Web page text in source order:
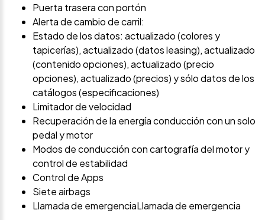
Puerta trasera con portón
Alerta de cambio de carril:
Estado de los datos: actualizado (colores y
tapicerías), actualizado (datos leasing), actualizado
(contenido opciones), actualizado (precio
opciones), actualizado (precios) y sólo datos de los
catálogos (especificaciones)
Limitador de velocidad
Recuperación de la energía conducción con un solo
pedal y motor
Modos de conducción con cartografía del motor y
control de estabilidad
Control de Apps
Siete airbags
Llamada de emergenciaLlamada de emergencia